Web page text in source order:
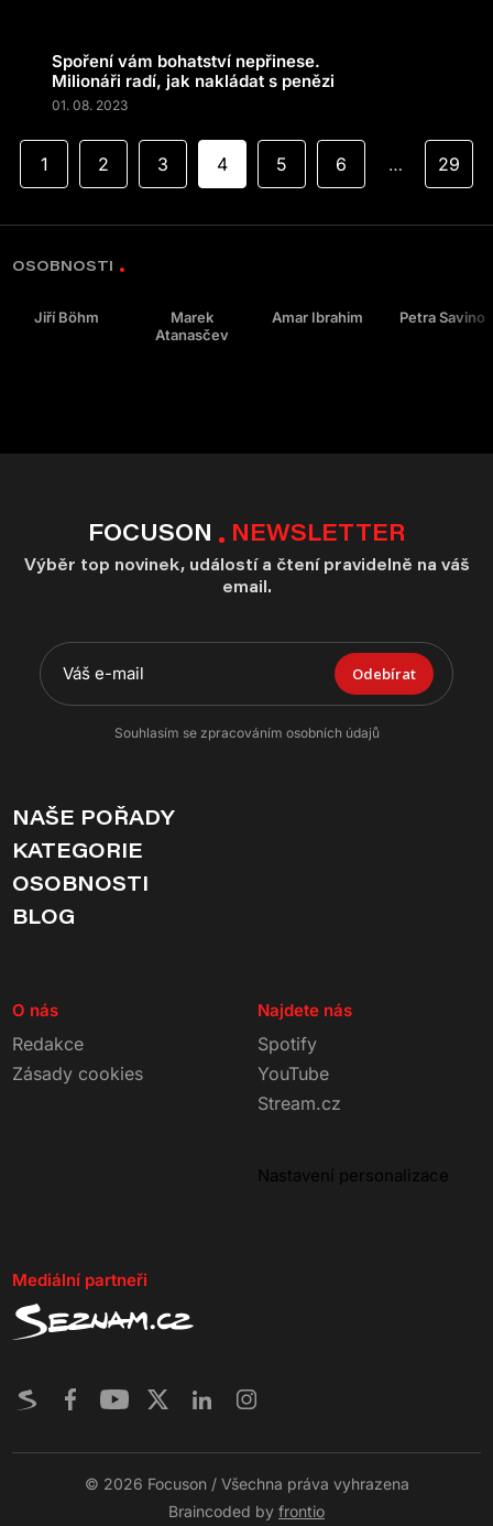
Spoření vám bohatství nepřinese.
Milionáři radí, jak nakládat s penězi
01. 08. 2023
1 2 3 4 5 6 … 29
OSOBNOSTI
Jiří Böhm
Marek
Atanasčev
Amar Ibrahim Petra Savino
FOCUSON NEWSLETTER
Výběr top novinek, událostí a čtení pravidelně na váš
email.
Odebírat
Souhlasím se zpracováním osobních údajů
NAŠE POŘADY
KATEGORIE
OSOBNOSTI
BLOG
O nás
Redakce
Zásady cookies
Najdete nás
Spotify
YouTube
Stream.cz
Nastavení personalizace
Mediální partneři
© 2026 Focuson / Všechna práva vyhrazena
Braincoded by frontio